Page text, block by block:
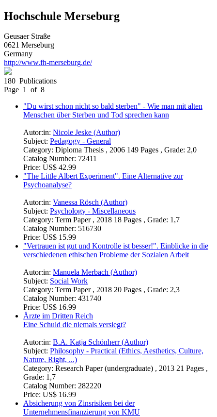
Hochschule Merseburg
Geusaer Straße
0621 Merseburg
Germany
http://www.fh-merseburg.de/
180 Publications
Page 1 of 8
"Du wirst schon nicht so bald sterben" - Wie man mit alten
Menschen über Sterben und Tod sprechen kann
Autor:in: Nicole Jeske (Author)
Subject: Pedagogy - General
Category: Diploma Thesis , 2006 149 Pages , Grade: 2,0
Catalog Number: 72411
Price: US$ 42.99
"The Little Albert Experiment". Eine Alternative zur
Psychoanalyse?
Autor:in: Vanessa Rösch (Author)
Subject: Psychology - Miscellaneous
Category: Term Paper , 2018 18 Pages , Grade: 1,7
Catalog Number: 516730
Price: US$ 15.99
"Vertrauen ist gut und Kontrolle ist besser!". Einblicke in die
verschiedenen ethischen Probleme der Sozialen Arbeit
Autor:in: Manuela Merbach (Author)
Subject: Social Work
Category: Term Paper , 2018 20 Pages , Grade: 2,3
Catalog Number: 431740
Price: US$ 16.99
Ärzte im Dritten Reich
Eine Schuld die niemals versiegt?
Autor:in: B.A. Katja Schönherr (Author)
Subject: Philosophy - Practical (Ethics, Aesthetics, Culture,
Nature, Right, ...)
Category: Research Paper (undergraduate) , 2013 21 Pages ,
Grade: 1,7
Catalog Number: 282220
Price: US$ 16.99
Absicherung von Zinsrisiken bei der
Unternehmensfinanzierung von KMU